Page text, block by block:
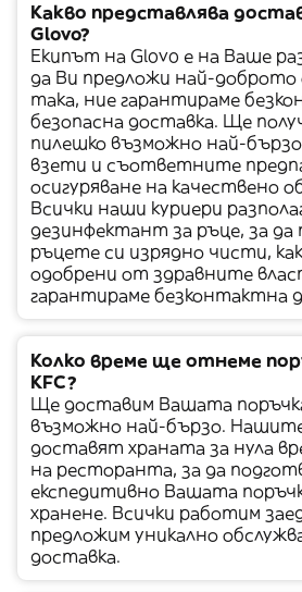
Какво представлява
Glovo?
Екипът на Glovo е на Ваше
да Ви предложи най-доброто
така, ние гарантираме
безопасна доставка. Ще
пилешко възможно най-
взети и съответните
осигуряване на качествено
Всички наши куриери
дезинфектант за ръце, за
ръцете си изрядно чисти,
одобрени от здравните
гарантираме безконтактна
Колко време ще отнеме
KFC?
Ще доставим Вашата
възможно най-бързо.
доставят храната за нула
на ресторанта, за да
експедитивно Вашата
хранене. Всички работим
предложим уникално
доставка.